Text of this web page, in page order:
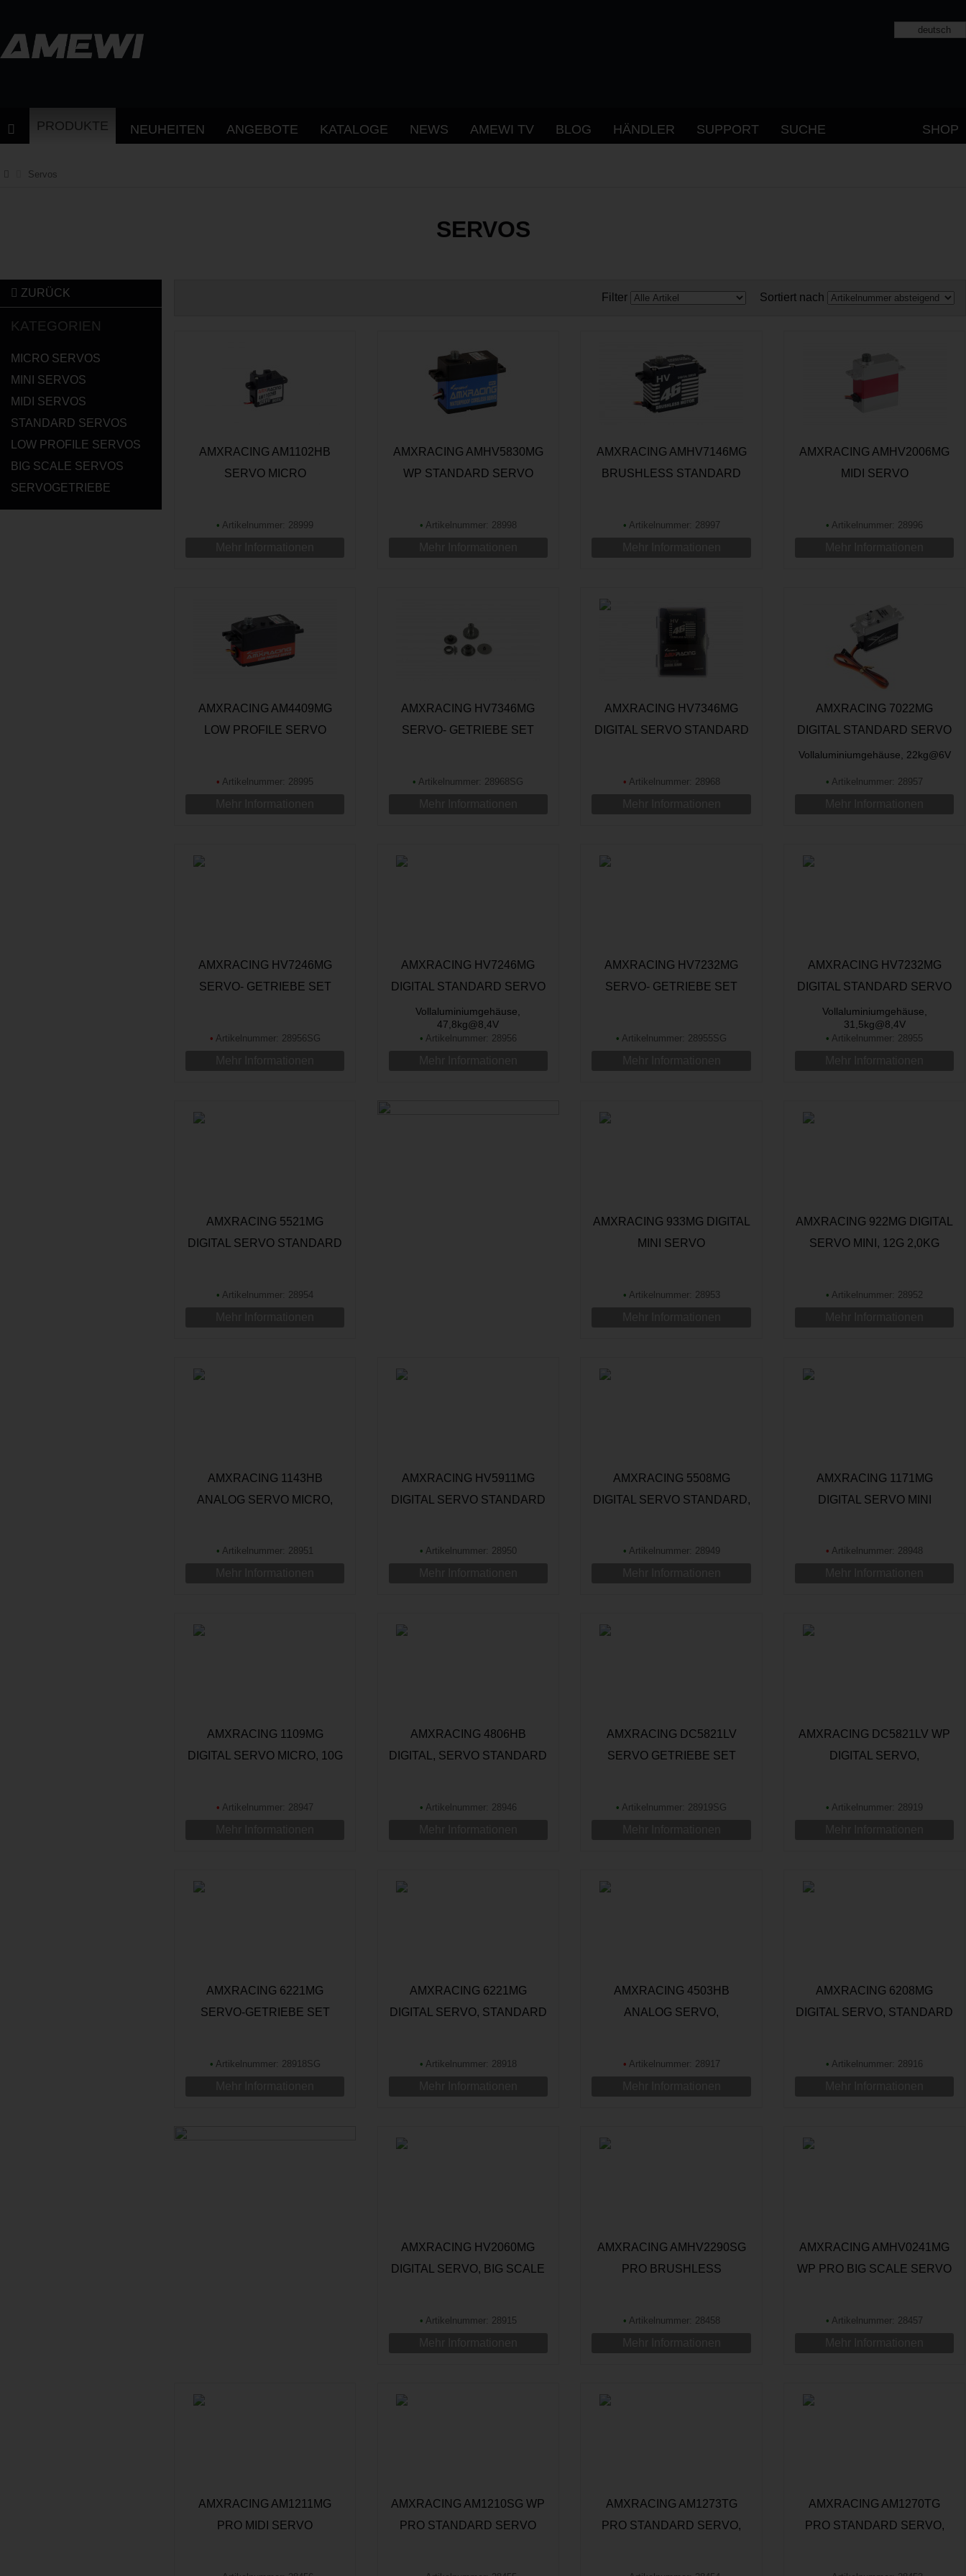
deutsch
PRODUKTE NEUHEITEN ANGEBOTE KATALOGE NEWS AMEWI TV BLOG HÄNDLER SUPPORT SUCHE SHOP
Servos
SERVOS
ZURÜCK
KATEGORIEN
MICRO SERVOS
MINI SERVOS
MIDI SERVOS
STANDARD SERVOS
LOW PROFILE SERVOS
BIG SCALE SERVOS
SERVOGETRIEBE
Filter Sortiert nach
AMXRACING AM1102HB
SERVO MICRO
• Artikelnummer: 28999
AMXRACING AMHV5830MG
WP STANDARD SERVO
• Artikelnummer: 28998
AMXRACING AMHV7146MG
BRUSHLESS STANDARD
• Artikelnummer: 28997
AMXRACING AMHV2006MG
MIDI SERVO
• Artikelnummer: 28996
AMXRACING AM4409MG
LOW PROFILE SERVO
• Artikelnummer: 28995
AMXRACING HV7346MG
SERVO- GETRIEBE SET
• Artikelnummer: 28968SG
AMXRACING HV7346MG
DIGITAL SERVO STANDARD
• Artikelnummer: 28968
AMXRACING 7022MG
DIGITAL STANDARD SERVO
Vollaluminiumgehäuse, 22kg@6V
• Artikelnummer: 28957
AMXRACING HV7246MG
SERVO- GETRIEBE SET
• Artikelnummer: 28956SG
AMXRACING HV7246MG
DIGITAL STANDARD SERVO
Vollaluminiumgehäuse,
47,8kg@8,4V
• Artikelnummer: 28956
AMXRACING HV7232MG
SERVO- GETRIEBE SET
• Artikelnummer: 28955SG
AMXRACING HV7232MG
DIGITAL STANDARD SERVO
Vollaluminiumgehäuse,
31,5kg@8,4V
• Artikelnummer: 28955
AMXRACING 5521MG
DIGITAL SERVO STANDARD
• Artikelnummer: 28954
AMXRACING 933MG DIGITAL
MINI SERVO
• Artikelnummer: 28953
AMXRACING 922MG DIGITAL
SERVO MINI, 12G 2,0KG
• Artikelnummer: 28952
AMXRACING 1143HB
ANALOG SERVO MICRO,
• Artikelnummer: 28951
AMXRACING HV5911MG
DIGITAL SERVO STANDARD
• Artikelnummer: 28950
AMXRACING 5508MG
DIGITAL SERVO STANDARD,
• Artikelnummer: 28949
AMXRACING 1171MG
DIGITAL SERVO MINI
• Artikelnummer: 28948
AMXRACING 1109MG
DIGITAL SERVO MICRO, 10G
• Artikelnummer: 28947
AMXRACING 4806HB
DIGITAL, SERVO STANDARD
• Artikelnummer: 28946
AMXRACING DC5821LV
SERVO GETRIEBE SET
• Artikelnummer: 28919SG
AMXRACING DC5821LV WP
DIGITAL SERVO,
• Artikelnummer: 28919
AMXRACING 6221MG
SERVO-GETRIEBE SET
• Artikelnummer: 28918SG
AMXRACING 6221MG
DIGITAL SERVO, STANDARD
• Artikelnummer: 28918
AMXRACING 4503HB
ANALOG SERVO,
• Artikelnummer: 28917
AMXRACING 6208MG
DIGITAL SERVO, STANDARD
• Artikelnummer: 28916
AMXRACING HV2060MG
DIGITAL SERVO, BIG SCALE
• Artikelnummer: 28915
AMXRACING AMHV2290SG
PRO BRUSHLESS
• Artikelnummer: 28458
AMXRACING AMHV0241MG
WP PRO BIG SCALE SERVO
• Artikelnummer: 28457
AMXRACING AM1211MG
PRO MIDI SERVO
AMXRACING AM1210SG WP
PRO STANDARD SERVO
AMXRACING AM1273TG
PRO STANDARD SERVO,
AMXRACING AM1270TG
PRO STANDARD SERVO,